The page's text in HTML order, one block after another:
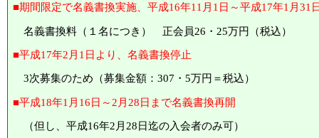
■期間限定で名義書換実施、平成16年11月1日～平成17年1月31
名義書換料（１名につき） 正会員26・25万円（税込）
■平成17年2月1日より、名義書換停止
3次募集のため（募集金額：307・5万円＝税込）
■平成18年1月16日～2月28日まで名義書換再開
（但し、平成16年2月28日迄の入会者のみ可）